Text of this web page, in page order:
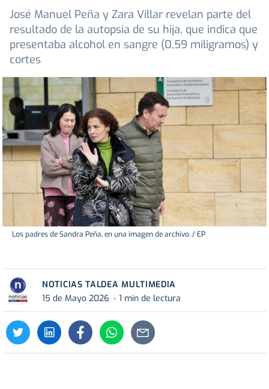
José Manuel Peña y Zara Villar revelan parte del
resultado de la autopsia de su hija, que indica que
presentaba alcohol en sangre (0,59 miligramos) y
cortes
Los padres de Sandra Peña, en una imagen de archivo. / EP
NOTICIAS TALDEA MULTIMEDIA
15 de Mayo 2026
1 min de lectura